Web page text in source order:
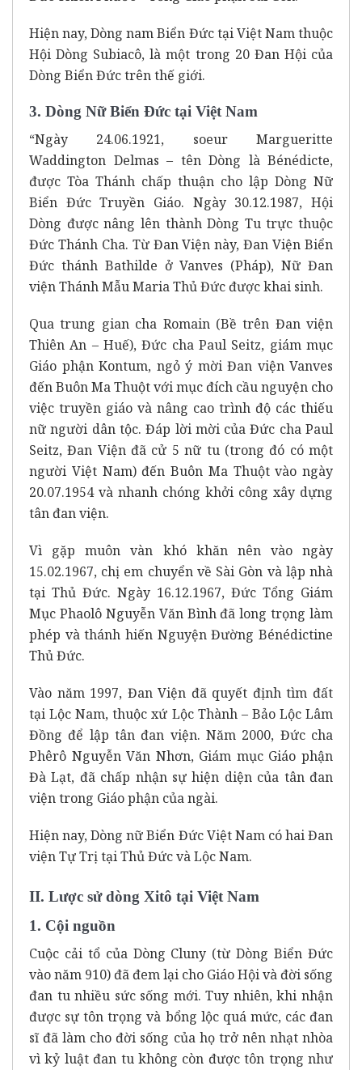
Hiện nay, Dòng nam Biển Đức tại Việt Nam thuộc
Hội Dòng Subiacô, là một trong 20 Đan Hội của
Dòng Biển Đức trên thế giới.
3. Dòng Nữ Biển Đức tại Việt Nam
“Ngày 24.06.1921, soeur Margueritte
Waddington Delmas – tên Dòng là Bénédicte,
được Tòa Thánh chấp thuận cho lập Dòng Nữ
Biển Đức Truyền Giáo. Ngày 30.12.1987, Hội
Dòng được nâng lên thành Dòng Tu trực thuộc
Đức Thánh Cha. Từ Đan Viện này, Đan Viện Biển
Đức thánh Bathilde ở Vanves (Pháp), Nữ Đan
viện Thánh Mẫu Maria Thủ Đức được khai sinh.
Qua trung gian cha Romain (Bề trên Đan viện
Thiên An – Huế), Đức cha Paul Seitz, giám mục
Giáo phận Kontum, ngỏ ý mời Đan viện Vanves
đến Buôn Ma Thuột với mục đích cầu nguyện cho
việc truyền giáo và nâng cao trình độ các thiếu
nữ người dân tộc. Đáp lời mời của Đức cha Paul
Seitz, Đan Viện đã cử 5 nữ tu (trong đó có một
người Việt Nam) đến Buôn Ma Thuột vào ngày
20.07.1954 và nhanh chóng khởi công xây dựng
tân đan viện.
Vì gặp muôn vàn khó khăn nên vào ngày
15.02.1967, chị em chuyển về Sài Gòn và lập nhà
tại Thủ Đức. Ngày 16.12.1967, Đức Tổng Giám
Mục Phaolô Nguyễn Văn Bình đã long trọng làm
phép và thánh hiến Nguyện Đường Bénédictine
Thủ Đức.
Vào năm 1997, Đan Viện đã quyết định tìm đất
tại Lộc Nam, thuộc xứ Lộc Thành – Bảo Lộc Lâm
Đồng để lập tân đan viện. Năm 2000, Đức cha
Phêrô Nguyễn Văn Nhơn, Giám mục Giáo phận
Đà Lạt, đã chấp nhận sự hiện diện của tân đan
viện trong Giáo phận của ngài.
Hiện nay, Dòng nữ Biển Đức Việt Nam có hai Đan
viện Tự Trị tại Thủ Đức và Lộc Nam.
II. Lược sử dòng Xitô tại Việt Nam
1. Cội nguồn
Cuộc cải tổ của Dòng Cluny (từ Dòng Biển Đức
vào năm 910) đã đem lại cho Giáo Hội và đời sống
đan tu nhiều sức sống mới. Tuy nhiên, khi nhận
được sự tôn trọng và bổng lộc quá mức, các đan
sĩ đã làm cho đời sống của họ trở nên nhạt nhòa
vì kỷ luật đan tu không còn được tôn trọng như